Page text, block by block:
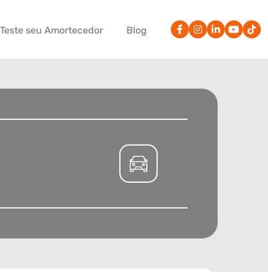
Teste seu Amortecedor Blog